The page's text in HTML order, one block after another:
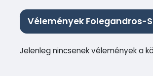
Vélemények Folegandros-
Jelenleg nincsenek vélemények a